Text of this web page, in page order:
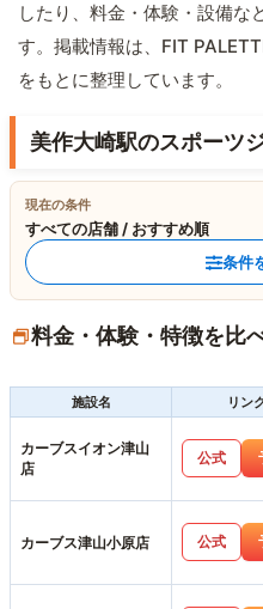
したり、料金・体験・設備な
す。掲載情報は、FIT
をもとに整理しています。
美作大崎駅のスポーツ
現在の条件
すべての店舗 / おすすめ順
条件
料金・体験・特徴を比
施設名
リン
カーブスイオン津山
店
公式
カーブス津山小原店 公式